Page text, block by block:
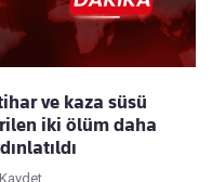
ve kaza süsü
iki ölüm daha
Kaydet